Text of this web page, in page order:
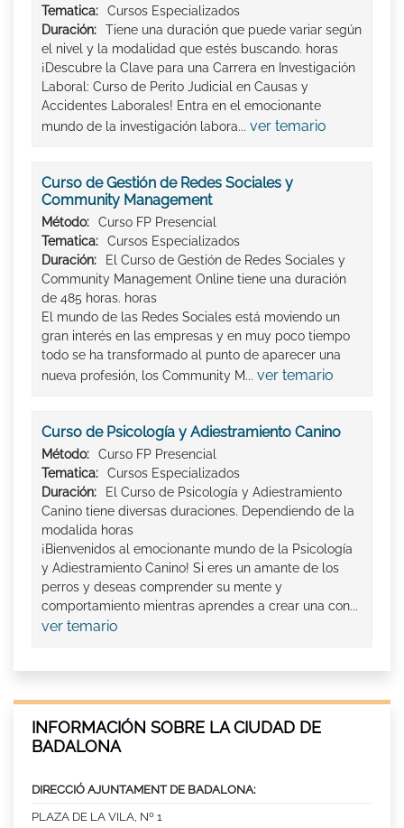
Tematica:
Cursos Especializados
Duración:
Tiene una duración que puede variar según
el nivel y la modalidad que estés buscando. horas
¡Descubre la Clave para una Carrera en Investigación
Laboral: Curso de Perito Judicial en Causas y
Accidentes Laborales! Entra en el emocionante
mundo de la investigación labora... ver temario
Curso de Gestión de Redes Sociales y
Community Management
Método:
Curso FP Presencial
Tematica:
Cursos Especializados
Duración:
El Curso de Gestión de Redes Sociales y
Community Management Online tiene una duración
de 485 horas. horas
El mundo de las Redes Sociales está moviendo un
gran interés en las empresas y en muy poco tiempo
todo se ha transformado al punto de aparecer una
nueva profesión, los Community M... ver temario
Curso de Psicología y Adiestramiento Canino
Método:
Curso FP Presencial
Tematica:
Cursos Especializados
Duración:
El Curso de Psicología y Adiestramiento
Canino tiene diversas duraciones. Dependiendo de la
modalida horas
¡Bienvenidos al emocionante mundo de la Psicología
y Adiestramiento Canino! Si eres un amante de los
perros y deseas comprender su mente y
comportamiento mientras aprendes a crear una con...
ver temario
INFORMACIÓN SOBRE LA CIUDAD DE
BADALONA
DIRECCIÓ AJUNTAMENT DE BADALONA:
PLAZA DE LA VILA, Nº 1